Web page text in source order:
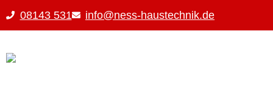
08143 531 info@ness-haustechnik.de